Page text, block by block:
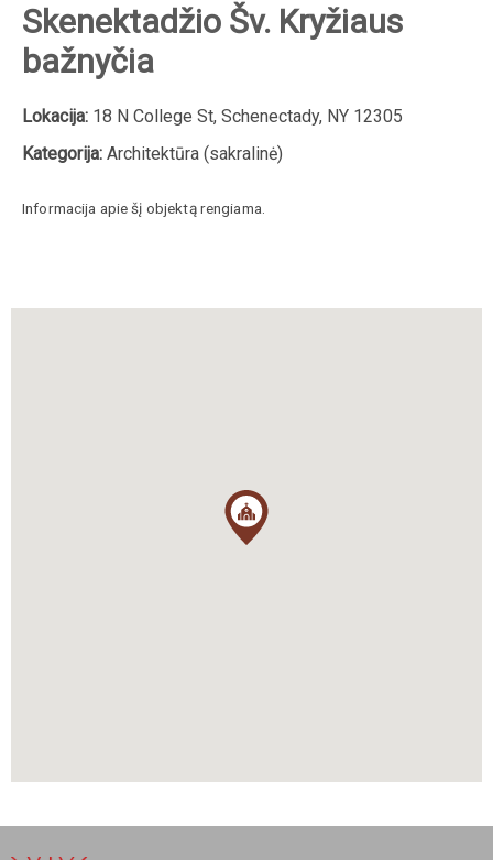
Skenektadžio Šv. Kryžiaus
bažnyčia
Lokacija: 18 N College St, Schenectady, NY 12305
Kategorija: Architektūra (sakralinė)
Informacija apie šį objektą rengiama.